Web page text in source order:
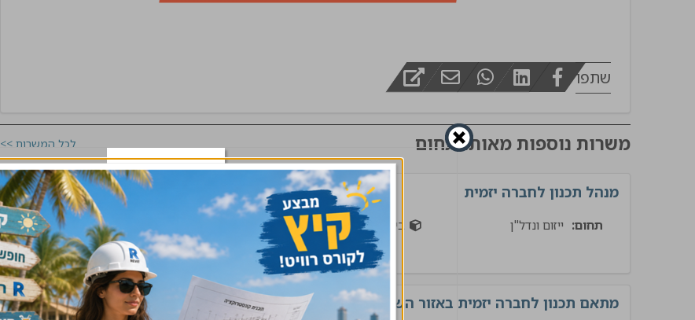
שתפו
משרות נוספות מאותו תחום לכל המשרות >>
מנהל תכנון לחברה יזמית
תחום: ייזום ונדל"ן בינוי מרכז, שרון שלח קורות חיים
מתאם תכנון לחברה יזמית באזור השרון